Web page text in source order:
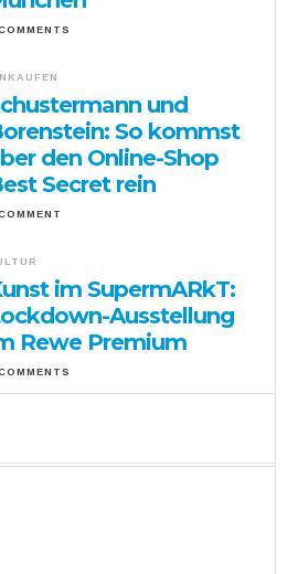
und
So kommst
den Online-Shop
Secret rein
im SupermARkT:
Ausstellung
Rewe Premium